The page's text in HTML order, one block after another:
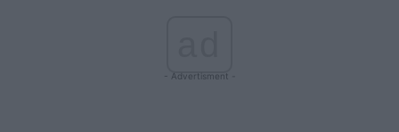
- Advertisment -